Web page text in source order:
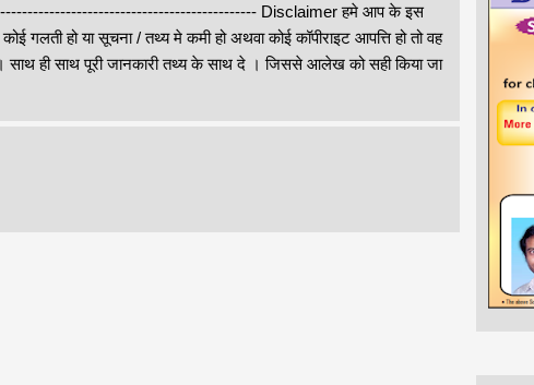
Disclaimer हमे आप के इस
गलती हो या सूचना / तथ्य मे कमी हो अथवा कोई कॉपीराइट आपत्ति हो तो वह
ही साथ पूरी जानकारी तथ्य के साथ दे । जिससे आलेख को सही किया जा